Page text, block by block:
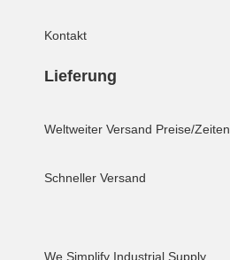
Kontakt
Lieferung
Weltweiter Versand Preise/Zeiten
Schneller Versand
We Simplify Industrial Supply.